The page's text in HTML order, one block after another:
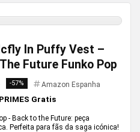
In Puffy Vest –
Future Funko Pop
-57% Amazon Espanha
Gratis
- Back to the Future: peça
Perfeita para fãs da saga icónica!